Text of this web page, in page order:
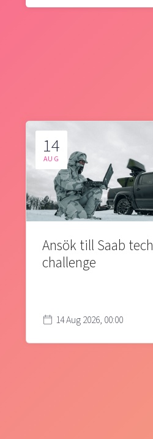
14
AUG
Ansök till Saab tech
challenge
14 Aug 2026, 00:00